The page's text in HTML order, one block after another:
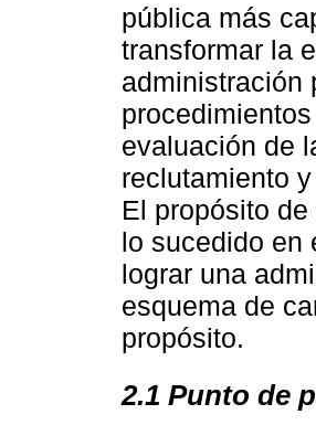
pública más
transformar la
administración
evaluación de
reclutamiento
El propósito
lo sucedido en
lograr una
esquema de
propósito.
2.1 Punto de